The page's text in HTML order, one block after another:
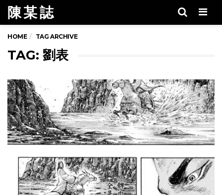
陳 某 誌
HOME TAG ARCHIVE
TAG: 劉表